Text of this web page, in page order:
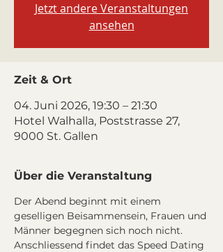
Jetzt andere Veranstaltungen
ansehen
Zeit & Ort
04. Juni 2026, 19:30 – 21:30
Hotel Walhalla, Poststrasse 27,
9000 St. Gallen
Über die Veranstaltung
Der Abend beginnt mit einem
geselligen Beisammensein, Frauen und
Männer begegnen sich noch nicht.
Anschliessend findet das Speed Dating